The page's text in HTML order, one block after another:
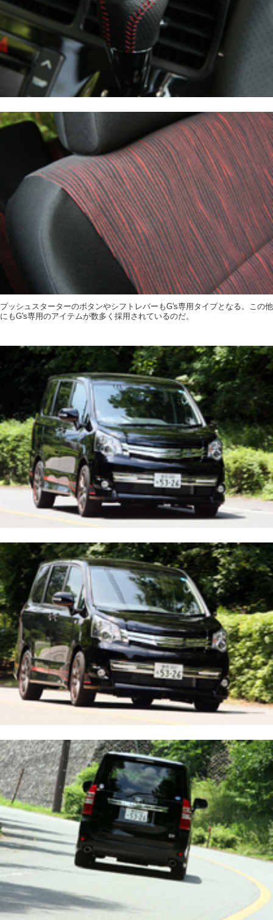
プッシュスターターのボタンやシフトレバーもG's専用タイプとなる。この他
にもG's専用のアイテムが数多く採用されているのだ。